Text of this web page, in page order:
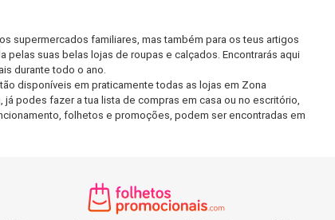
supermercados familiares, mas também para os teus artigos
suas belas lojas de roupas e calçados. Encontrarás aqui
durante todo o ano.
disponíveis em praticamente todas as lojas em Zona
podes fazer a tua lista de compras em casa ou no escritório,
folhetos e promoções, podem ser encontradas em